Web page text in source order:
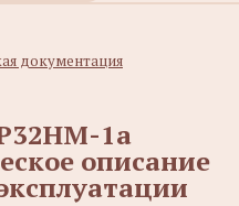
документация
1а
описание